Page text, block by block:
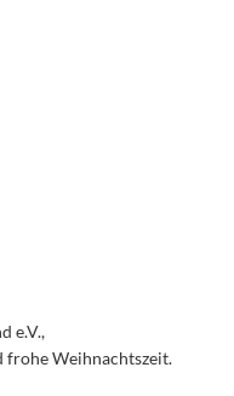
e.V.,
frohe Weihnachtszeit.